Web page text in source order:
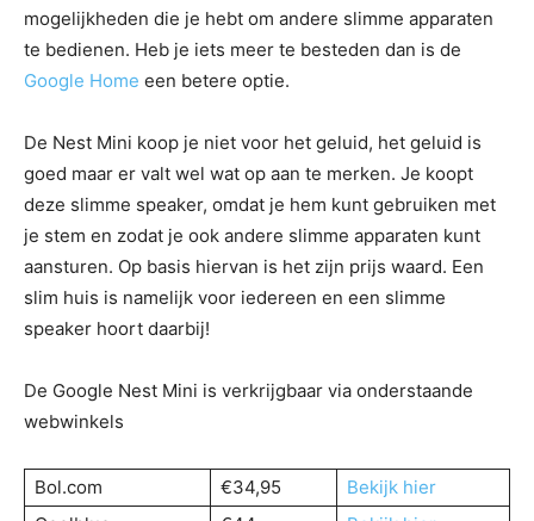
mogelijkheden die je hebt om andere slimme apparaten
te bedienen. Heb je iets meer te besteden dan is de
Google Home een betere optie.
De Nest Mini koop je niet voor het geluid, het geluid is
goed maar er valt wel wat op aan te merken. Je koopt
deze slimme speaker, omdat je hem kunt gebruiken met
je stem en zodat je ook andere slimme apparaten kunt
aansturen. Op basis hiervan is het zijn prijs waard. Een
slim huis is namelijk voor iedereen en een slimme
speaker hoort daarbij!
De Google Nest Mini is verkrijgbaar via onderstaande
webwinkels
Bol.com €34,95
Bekijk hier